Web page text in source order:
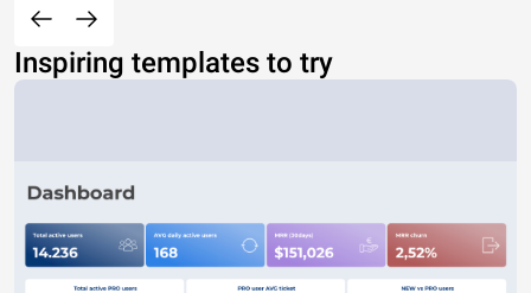
Inspiring templates to try